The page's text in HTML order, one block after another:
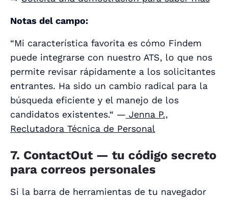
Notas del campo:
“Mi característica favorita es cómo Findem
puede integrarse con nuestro ATS, lo que nos
permite revisar rápidamente a los solicitantes
entrantes. Ha sido un cambio radical para la
búsqueda eficiente y el manejo de los
candidatos existentes.“ — Jenna P.,
Reclutadora Técnica de Personal
7. ContactOut — tu código secreto
para correos personales
Si la barra de herramientas de tu navegador